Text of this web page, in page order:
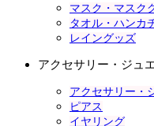
マスク・マスク
タオル・ハンカ
レイングッズ
アクセサリー・ジュ
アクセサリー・
ピアス
イヤリング